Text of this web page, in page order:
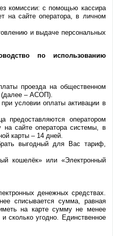
комиссии: с помощью кассира
на сайте оператора, в личном
и выдаче персональных
по использованию
проезда на общественном
(далее – АСОП).
условии оплаты активации в
предоставляются оператором
на сайте оператора системы, в
карты – 14 дней.
выгодный для Вас тариф,
кошелёк» или «Электронный
денежных средствах.
списывается сумма, равная
на карте сумму не менее
сколько угодно. Единственное